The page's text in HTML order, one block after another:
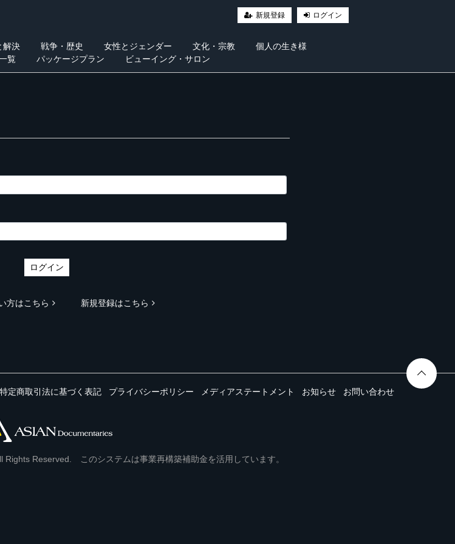
新規登録 ログイン
解決 戦争・歴史 女性とジェンダー 文化・宗教
個人の生き様
覧 パッケージプラン ビューイング・サロン
ログイン
方はこちら 新規登録はこちら
特定商取引法に基づく表記 プライバシーポリシー メディアステートメント お知らせ お問い合わせ
Reserved. このシステムは事業再構築補助金を活用しています。